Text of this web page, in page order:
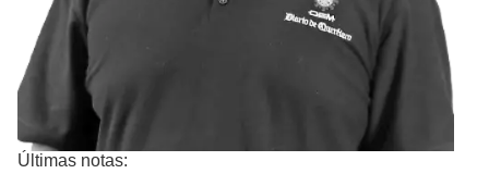
Últimas notas: